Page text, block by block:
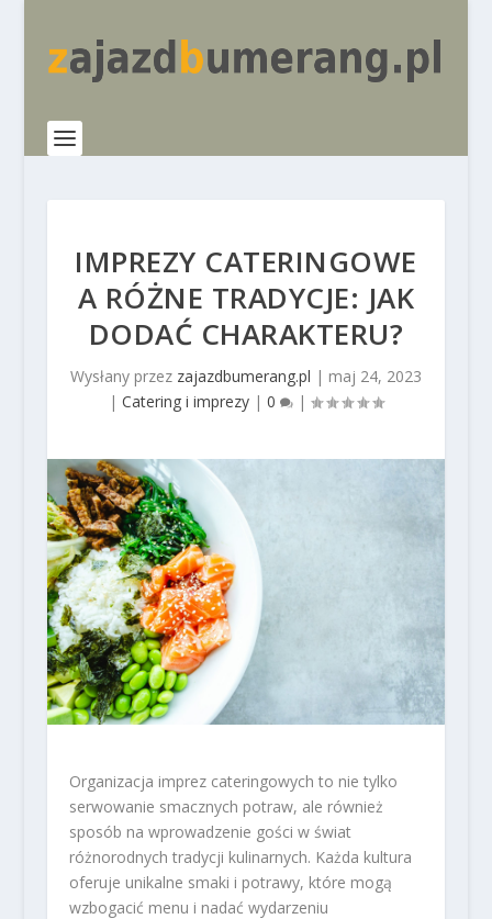
IMPREZY CATERINGOWE
A RÓŻNE TRADYCJE: JAK
DODAĆ CHARAKTERU?
Wysłany przez zajazdbumerang.pl | maj 24, 2023
| Catering i imprezy| 0 |
Organizacja imprez cateringowych to nie tylko
serwowanie smacznych potraw, ale również
sposób na wprowadzenie gości w świat
różnorodnych tradycji kulinarnych. Każda kultura
oferuje unikalne smaki i potrawy, które mogą
wzbogacić menu i nadać wydarzeniu